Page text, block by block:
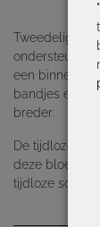
Tweedelige
een
bandjes en
breder.
De tijdloze
deze
tijdloze